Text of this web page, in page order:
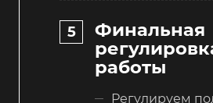
Финальная
работы
Регулируем